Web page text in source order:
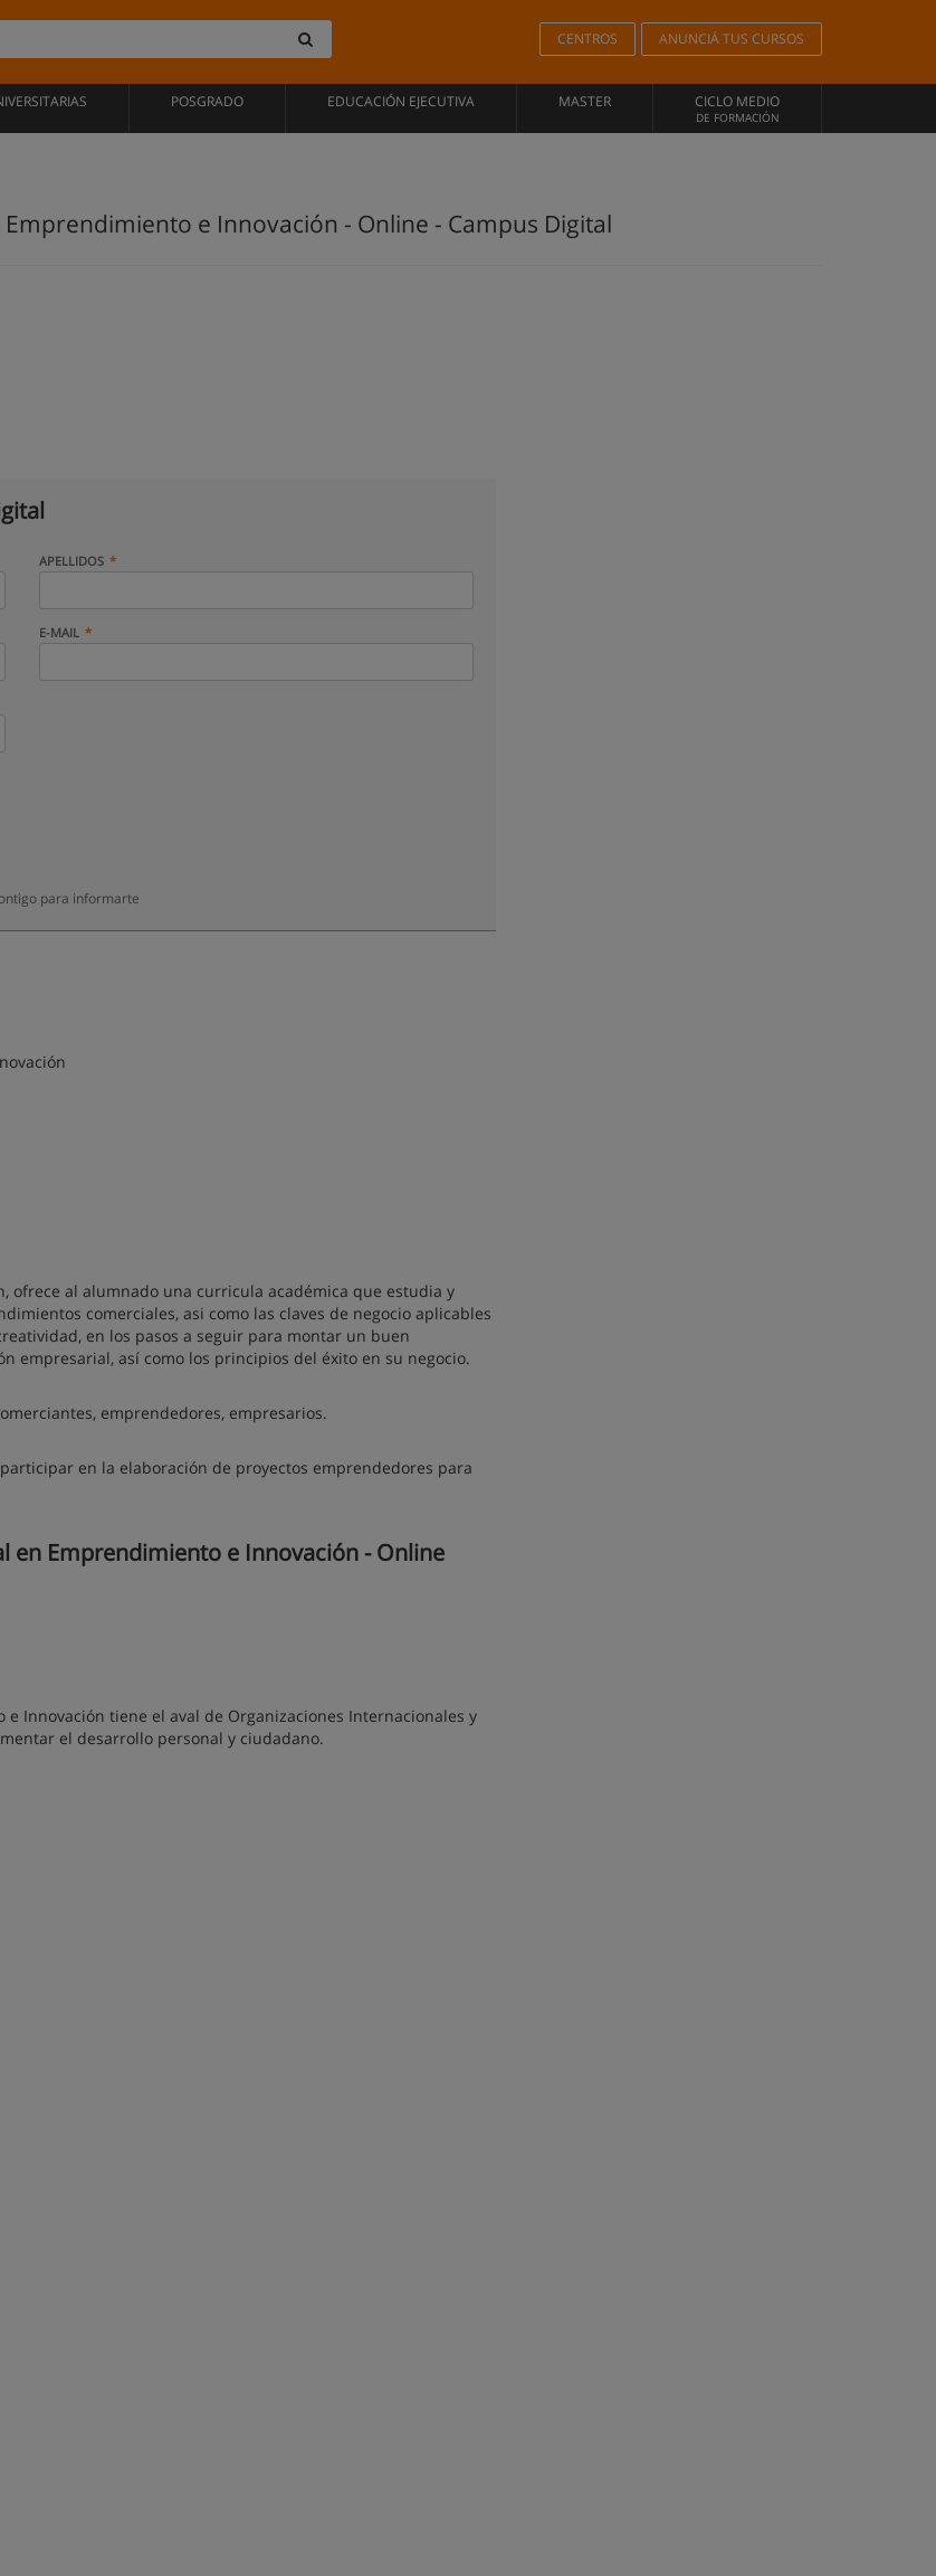
CENTROS ANUNCIÁ TUS CURSOS
POSGRADO EDUCACIÓN EJECUTIVA MASTER CICLO MEDIO
DE FORMACIÓN
e Innovación - Online - Campus Digital
APELLIDOS
E-MAIL
para informarte
ofrece al alumnado una curricula académica que estudia y
comerciales, asi como las claves de negocio aplicables
en los pasos a seguir para montar un buen
empresarial, así como los principios del éxito en su negocio.
emprendedores, empresarios.
en la elaboración de proyectos emprendedores para
Emprendimiento e Innovación - Online
Innovación tiene el aval de Organizaciones Internacionales y
el desarrollo personal y ciudadano.